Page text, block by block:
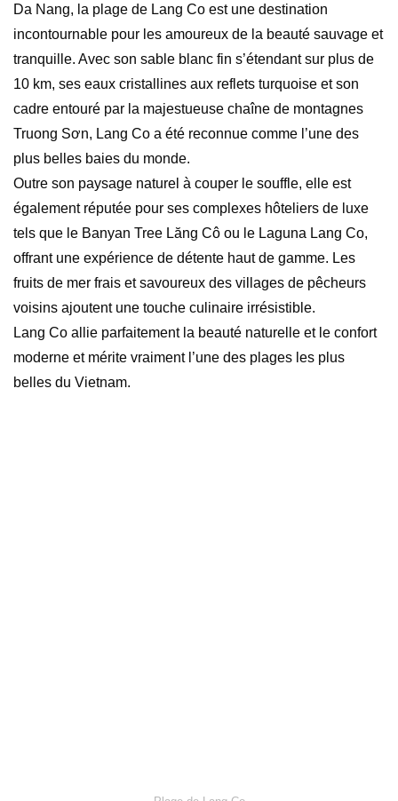
Da Nang, la plage de Lang Co est une destination
incontournable pour les amoureux de la beauté sauvage et
tranquille. Avec son sable blanc fin s’étendant sur plus de
10 km, ses eaux cristallines aux reflets turquoise et son
cadre entouré par la majestueuse chaîne de montagnes
Truong Sơn, Lang Co a été reconnue comme l’une des
plus belles baies du monde.
Outre son paysage naturel à couper le souffle, elle est
également réputée pour ses complexes hôteliers de luxe
tels que le Banyan Tree Lăng Cô ou le Laguna Lang Co,
offrant une expérience de détente haut de gamme. Les
fruits de mer frais et savoureux des villages de pêcheurs
voisins ajoutent une touche culinaire irrésistible.
Lang Co allie parfaitement la beauté naturelle et le confort
moderne et mérite vraiment l’une des plages les plus
belles du Vietnam.